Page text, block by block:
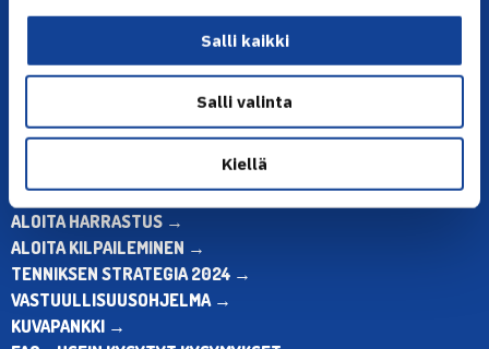
Salli kaikki
Salli valinta
Kiellä
ma-pe klo 10.00-12.00
Muina aikoina olkaa yhteydessä
sähköpostitse: toimisto@tennis.fi
ALOITA HARRASTUS →
ALOITA KILPAILEMINEN →
TENNIKSEN STRATEGIA 2024 →
VASTUULLISUUSOHJELMA →
KUVAPANKKI →